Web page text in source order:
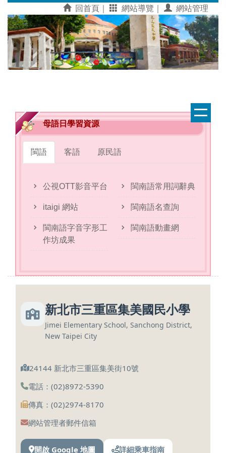
到
主
要
內
容
回首頁｜ 網站導覽｜ 網站管理
母語日學習資源
閩語 客語 原民語
公視OTT影音平台 閩南語常用詞辭典
itaigi 網站 閩南語名查詢
閩南語字音字形工
作坊成果
閩南語動畫網
新北市三重區集美國民小學
Jimei Elementary School, Sanchong District,
New Taipei City
24144 新北市三重區集美街10號
電話：(02)8972-5390
傳真：(02)2974-8170
網站管理者郵件信箱
開啟 Google 地圖 詳細乘車指南